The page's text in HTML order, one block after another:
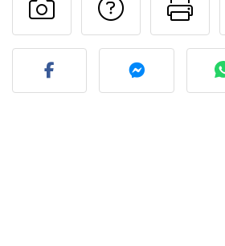
Pubblica la